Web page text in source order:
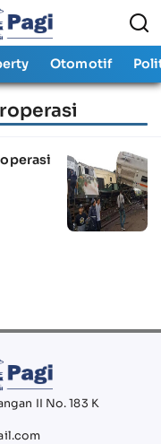
Otomotif
II No. 183 K